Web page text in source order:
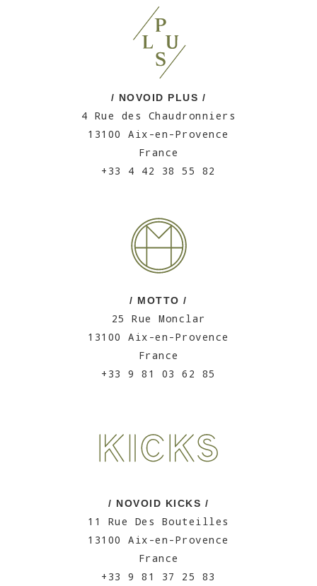
/ NOVOID PLUS /
4 Rue des Chaudronniers
13100 Aix-en-Provence
France
+33 4 42 38 55 82
/ MOTTO /
25 Rue Monclar
13100 Aix-en-Provence
France
+33 9 81 03 62 85
/ NOVOID KICKS /
11 Rue Des Bouteilles
13100 Aix-en-Provence
France
+33 9 81 37 25 83